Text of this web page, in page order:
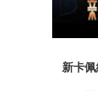
新卡